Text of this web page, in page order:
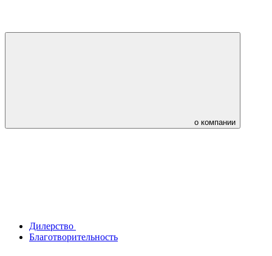
о компании
Дилерство
Благотворительность